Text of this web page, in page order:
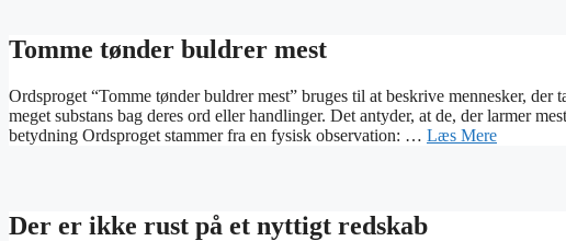
Tomme tønder buldrer mest
Ordsproget “Tomme tønder buldrer mest” bruges til at beskrive mennesker,
meget substans bag deres ord eller handlinger. Det antyder, at de, der larmer
betydning Ordsproget stammer fra en fysisk observation: … Læs Mere
Der er ikke rust på et nyttigt redskab